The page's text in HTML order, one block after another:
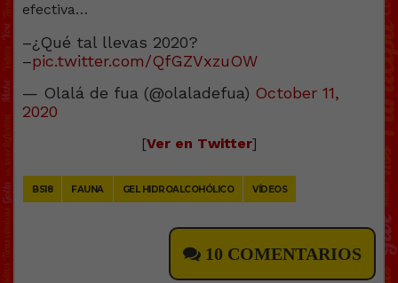
efectiva…
–¿Qué tal llevas 2020?
–pic.twitter.com/QfGZVxzuOW
— Olalá de fua (@olaladefua) October 11,
2020
[Ver en Twitter]
BS18 FAUNA GEL HIDROALCOHÓLICO VÍDEOS
10 COMENTARIOS